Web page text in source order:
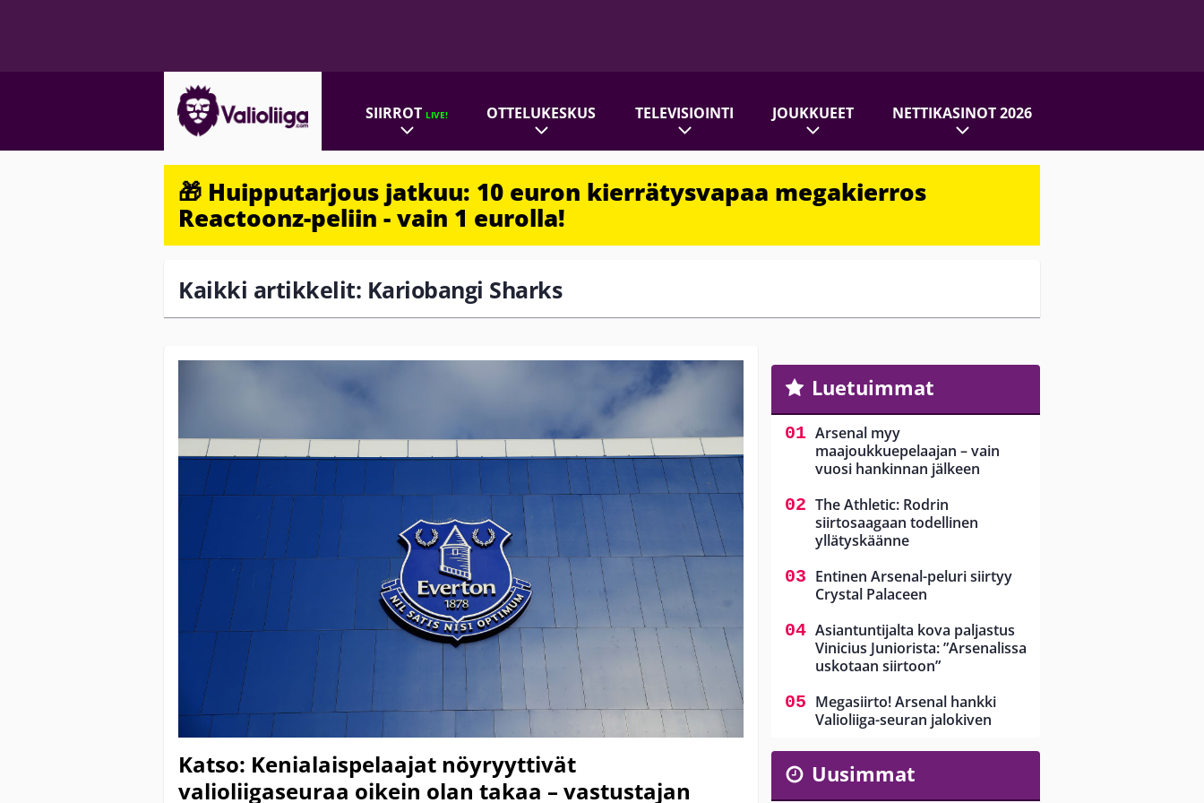
SIIRROTLIVE! OTTELUKESKUS TELEVISIOINTI JOUKKUEET NETTIKASINOT 2026
🎁 Huipputarjous jatkuu: 10 euron kierrätysvapaa megakierros
Reactoonz-peliin - vain 1 eurolla!
Kaikki artikkelit: Kariobangi Sharks
Katso: Kenialaispelaajat nöyryyttivät
valioliigaseuraa oikein olan takaa – vastustajan
Luetuimmat
Arsenal myy
maajoukkuepelaajan – vain
vuosi hankinnan jälkeen
The Athletic: Rodrin
siirtosaagaan todellinen
yllätyskäänne
Entinen Arsenal-peluri siirtyy
Crystal Palaceen
Asiantuntijalta kova paljastus
Vinicius Juniorista: ”Arsenalissa
uskotaan siirtoon”
Megasiirto! Arsenal hankki
Valioliiga-seuran jalokiven
Uusimmat